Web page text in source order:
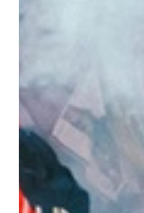
Party
Outlet
Helan x Genoa
Isolani x Genoa